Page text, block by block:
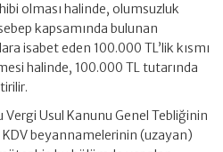
olması halinde, olumsuzluk
kapsamında bulunan
isabet eden 100.000 TL’lik kısmı
halinde, 100.000 TL tutarında
Vergi Usul Kanunu Genel Tebliğinin
beyannamelerinin (uzayan)